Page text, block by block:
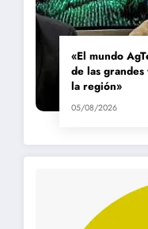
«El mundo
de las
la región»
05/08/2026